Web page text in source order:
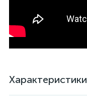
Характеристики